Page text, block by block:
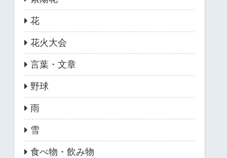
花
花火大会
言葉・文章
野球
雨
雪
食べ物・飲み物